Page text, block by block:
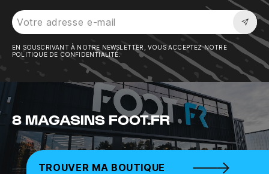
EN SOUSCRIVANT À NOTRE NEWSLETTER, VOUS ACCEPTEZ NOTRE
POLITIQUE DE CONFIDENTIALITÉ.
8 MAGASINS FOOT.FR
TROUVER MA BOUTIQUE